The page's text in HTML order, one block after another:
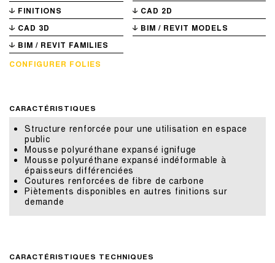
FINITIONS
CAD 2D
CAD 3D
BIM / REVIT MODELS
BIM / REVIT FAMILIES
CONFIGURER FOLIES
CARACTÉRISTIQUES
Structure renforcée pour une utilisation en espace
public
Mousse polyuréthane expansé ignifuge
Mousse polyuréthane expansé indéformable à
épaisseurs différenciées
Coutures renforcées de fibre de carbone
Piètements disponibles en autres finitions sur
demande
CARACTÉRISTIQUES TECHNIQUES